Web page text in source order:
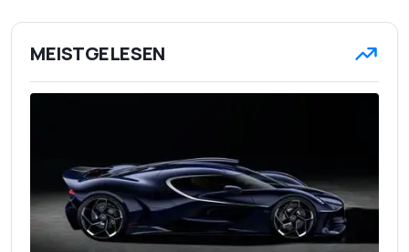
MEISTGELESEN